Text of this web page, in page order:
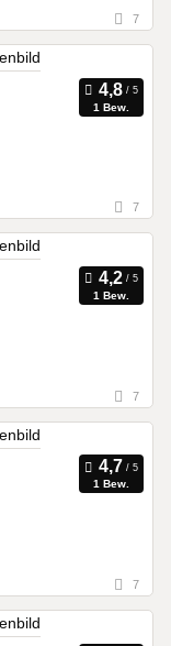
7
1 Bew.
7
1 Bew.
7
1 Bew.
7